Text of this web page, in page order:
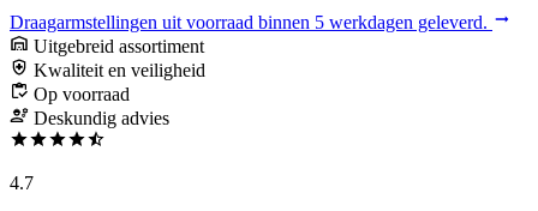
Draagarmstellingen uit voorraad binnen 5 werkdagen geleverd.
Uitgebreid assortiment
Kwaliteit en veiligheid
Op voorraad
Deskundig advies
4.7